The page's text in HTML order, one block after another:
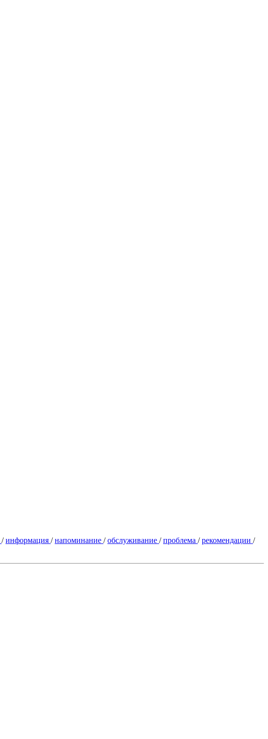
/информация /напоминание /обслуживание /проблема /рекомендации /